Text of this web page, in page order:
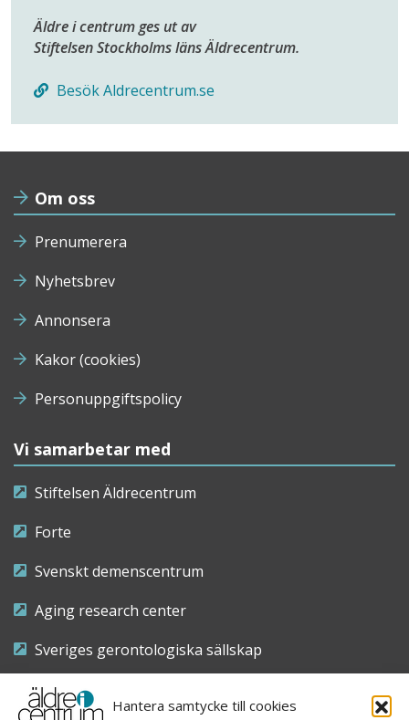
Hantera samtycke till cookies
Äldre i centrum ges ut av
Stiftelsen Stockholms läns Äldrecentrum.
Besök Aldrecentrum.se
Om oss
Prenumerera
Nyhetsbrev
Annonsera
Kakor (cookies)
Personuppgiftspolicy
Vi samarbetar med
Stiftelsen Äldrecentrum
Forte
Svenskt demenscentrum
Aging research center
Sveriges gerontologiska sällskap
Riksföreningen för sjuksköterskor inom äldre- och
demensvård